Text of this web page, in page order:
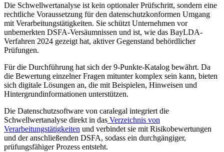
Die Schwellwertanalyse ist kein optionaler Prüfschritt, sondern eine
rechtliche Voraussetzung für den datenschutzkonformen Umgang
mit Verarbeitungstätigkeiten. Sie schützt Unternehmen vor
unbemerkten DSFA-Versäumnissen und ist, wie das BayLDA-
Verfahren 2024 gezeigt hat, aktiver Gegenstand behördlicher
Prüfungen.
Für die Durchführung hat sich der 9-Punkte-Katalog bewährt. Da
die Bewertung einzelner Fragen mitunter komplex sein kann, bieten
sich digitale Lösungen an, die mit Beispielen, Hinweisen und
Hintergrundinformationen unterstützen.
Die Datenschutzsoftware von caralegal integriert die
Schwellwertanalyse direkt in das Verzeichnis von
Verarbeitungstätigkeiten und verbindet sie mit Risikobewertungen
und der anschließenden DSFA, sodass ein durchgängiger,
prüfungsfähiger Prozess entsteht.